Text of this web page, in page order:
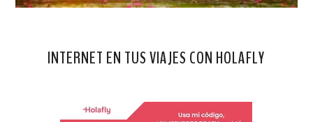
INTERNET EN TUS VIAJES CON HOLAFLY